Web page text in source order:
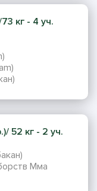
кг - 4 уч.
52 кг - 2 уч.
Мма